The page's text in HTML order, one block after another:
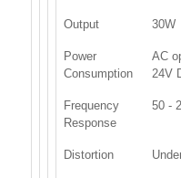
Output 30W
Power
Consumption
AC
24V
Frequency
Response
50 -
Distortion